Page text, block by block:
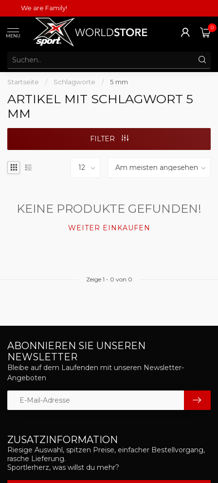
We are Family!
MENU
0
Startseite / Schlagworte / 5 mm
ARTIKEL MIT SCHLAGWORT 5
MM
FILTER
KEINE PRODUKTE GEFUNDEN!
WEITER EINKAUFEN
Zeige 1 - 0 von 0
ZUSATZINFORMATION
Riesige Auswahl, spitzen Preise, einfacher Bestellvorgang,
rasche Lieferung.
Sportlerherz, was willst du mehr?
ABONNIEREN SIE UNSEREN
NEWSLETTER
Bleibe auf dem Laufenden mit unseren Newsletter-
Angeboten